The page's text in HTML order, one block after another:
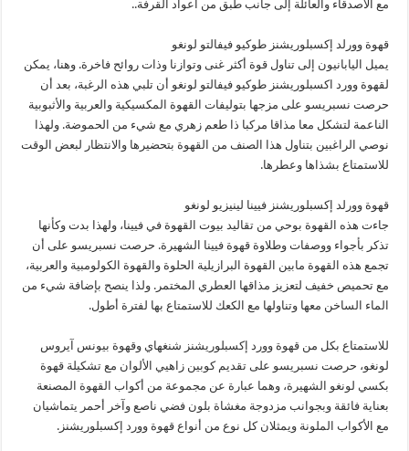
مع الأصدقاء والعائلة إلى جانب طبق من أعواد القرفة..
قهوة وورلد إكسبلوريشنز طوكيو فيفالتو لونغو
يميل اليابانيون إلى تناول قوة أكثر غنى وتوازنا وذات روائح فاخرة. وهنا، يمكن
لقهوة وورد اكسبلوريشنز طوكيو فيفالتو لونغو أن تلبي هذه الرغبة، بعد أن
حرصت نسبريسو على مزجها بتوليفات القهوة المكسيكية والعربية والأثبوبية
الناعمة لتشكل معا مذاقا مركبا ذا طعم زهري مع شيء من الحموضة. ولهذا
نوصي الراغبين بتناول هذا الصنف من القهوة بتحضيرها والانتظار لبعض الوقت
للاستمتاع بشذاها وعطرها.
قهوة وورلد إكسبلوريشنز فيينا لينيزيو لونغو
جاءت هذه القهوة بوحي من تقاليد بيوت القهوة في فيينا، ولهذا بدت وكأنها
تذكر بأجواء ووصفات وطلاوة قهوة فيينا الشهيرة. حرصت نسبريسو على أن
تجمع هذه القهوة مابين القهوة البرازيلية الحلوة والقهوة الكولومبية والعربية،
مع تحميص خفيف لتعزيز مذاقها العطري المختمر. ولذا ينصح بإضافة شيء من
الماء الساخن معها وتناولها مع الكعك للاستمتاع بها لفترة أطول.
للاستمتاع بكل من قهوة وورد إكسبلوريشنز شنغهاي وقهوة بيونس آيروس
لونغو، حرصت نسبريسو على تقديم كوبين زاهيي الألوان مع تشكيلة قهوة
بكسي لونغو الشهيرة، وهما عبارة عن مجموعة من أكواب القهوة المصنعة
بعناية فائقة وبجوانب مزدوجة مغشاة بلون فضي ناصع وآخر أحمر يتماشيان
مع الأكواب الملونة ويمثلان كل نوع من أنواع قهوة وورد إكسبلوريشنز.